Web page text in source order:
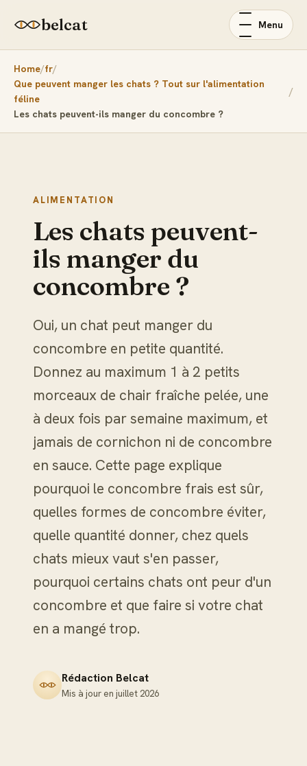
belcat Menu
Home fr
Que peuvent manger les chats ? Tout sur l'alimentation
féline
Les chats peuvent-ils manger du concombre ?
ALIMENTATION
Les chats peuvent-
ils manger du
concombre ?
Oui, un chat peut manger du
concombre en petite quantité.
Donnez au maximum 1 à 2 petits
morceaux de chair fraîche pelée, une
à deux fois par semaine maximum, et
jamais de cornichon ni de concombre
en sauce. Cette page explique
pourquoi le concombre frais est sûr,
quelles formes de concombre éviter,
quelle quantité donner, chez quels
chats mieux vaut s'en passer,
pourquoi certains chats ont peur d'un
concombre et que faire si votre chat
en a mangé trop.
Rédaction Belcat
Mis à jour en juillet 2026